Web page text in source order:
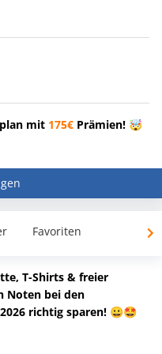
mit 175€ Prämien! 🤯
Favoriten
T-Shirts & freier
Noten bei den
richtig sparen! 😀🤩